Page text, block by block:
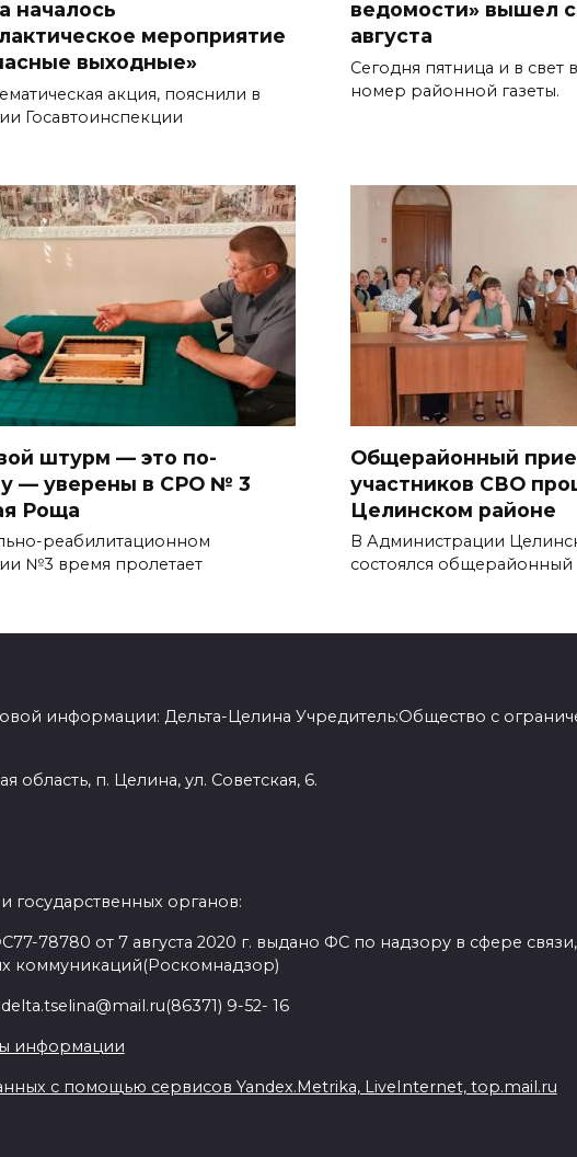
началось
мероприятие
выходные»
акция, пояснили в
Госавтоинспекции
ведомости» вышел
августа
Сегодня пятница и в
номер районной газеты.
штурм — это по-
— уверены в СРО № 3
Роща
реабилитационном
№3 время пролетает
Общерайонный
участников СВО
Целинском районе
В Администрации
состоялся общерайонный
информации: Дельта-Целина Учредитель:Общество с
область, п. Целина, ул. Советская, 6.
государственных органов:
78780 от 7 августа 2020 г. выдано ФС по надзору в сфере связи,
коммуникаций(Роскомнадзор)
9-52- 16
информации
с помощью сервисов Yandex.Metrika, LiveInternet, top.mail.ru